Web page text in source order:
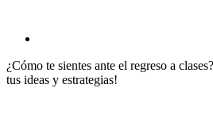
¿Cómo te sientes ante el regreso a
tus ideas y estrategias!